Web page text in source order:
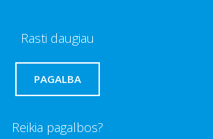
Rasti daugiau
PAGALBA
Reikia pagalbos?